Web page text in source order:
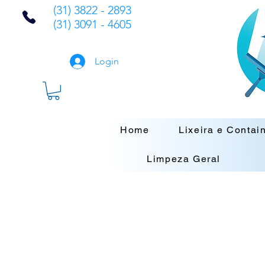
(31) 3822 - 2893
(31) 3091 - 4605
Login
Home Lixeira e
Limpeza Geral